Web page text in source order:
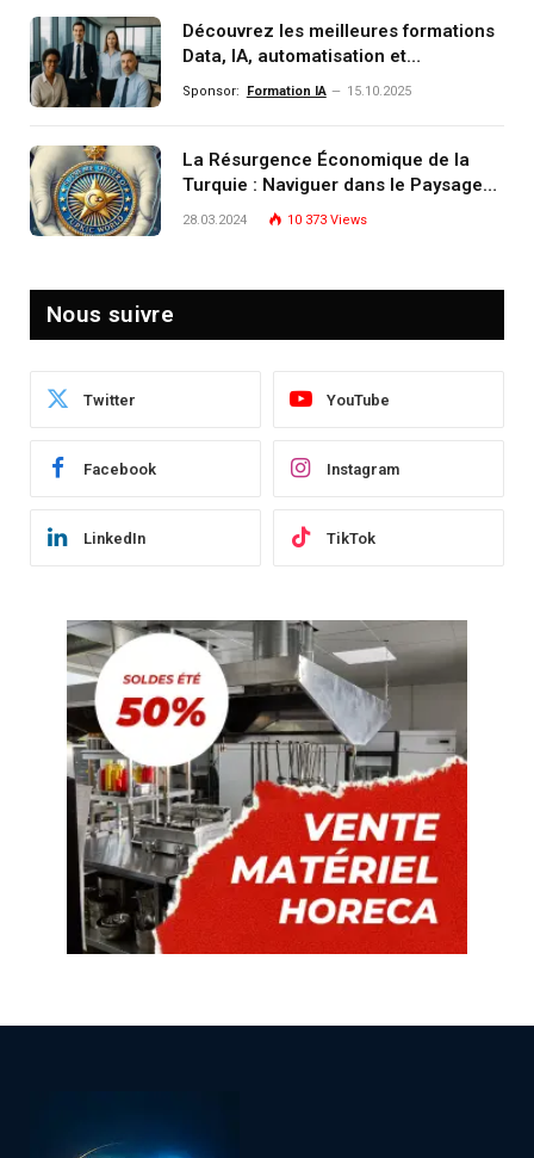
Découvrez les meilleures formations
Data, IA, automatisation et
investissement (gestion de
Sponsor: Formation IA 15.10.2025
La Résurgence Économique de la
Turquie : Naviguer dans le Paysage
Post-Crise
28.03.2024 10 373 Views
Nous suivre
Twitter YouTube
Facebook Instagram
LinkedIn TikTok